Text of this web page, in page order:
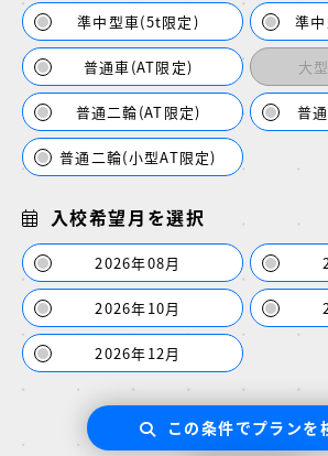
準中型車(5t限定) 準
普通車(AT限定) 大
普通二輪(AT限定) 普
普通二輪(小型AT限定)
入校希望月を選択
2026年08月
2026年10月
2026年12月
この条件でプランを